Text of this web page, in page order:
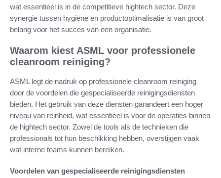
wat essentieel is in de competitieve hightech sector. Deze
synergie tussen hygiëne en productoptimalisatie is van groot
belang voor het succes van een organisatie.
Waarom kiest ASML voor professionele
cleanroom reiniging?
ASML legt de nadruk op professionele cleanroom reiniging
door de voordelen die gespecialiseerde reinigingsdiensten
bieden. Het gebruik van deze diensten garandeert een hoger
niveau van reinheid, wat essentieel is voor de operaties binnen
de hightech sector. Zowel de tools als de technieken die
professionals tot hun beschikking hebben, overstijgen vaak
wat interne teams kunnen bereiken.
Voordelen van gespecialiseerde reinigingsdiensten